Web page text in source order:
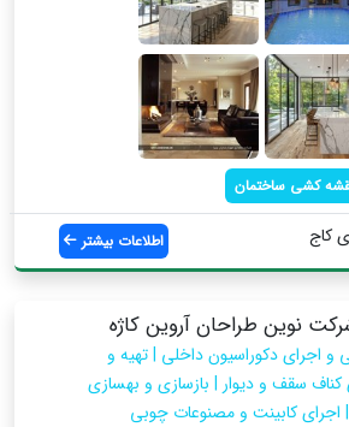
کشی ساختمان
اطلاعات بیشتر
نوین طراحان آروین کاژه
و اجرای دکوراسیون داخلی | تهیه و
کناف سقف و دیوار | بازسازی و بهسازی
اجرای کابینت و مصنوعات چوبی